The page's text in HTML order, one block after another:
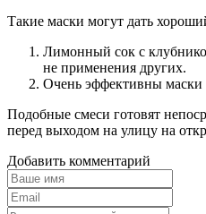
Такие маски могут дать
Лимонный сок с
не применения других.
Очень эффективны маски
Подобные смеси готовят
перед выходом на улицу на
Добавить комментарий